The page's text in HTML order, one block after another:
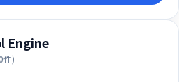
Engine
件)